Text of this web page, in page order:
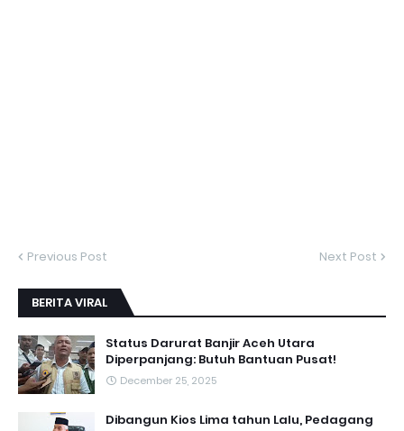
Previous Post Next Post
BERITA VIRAL
Status Darurat Banjir Aceh Utara
Diperpanjang: Butuh Bantuan Pusat!
December 25, 2025
Dibangun Kios Lima tahun Lalu, Pedagang